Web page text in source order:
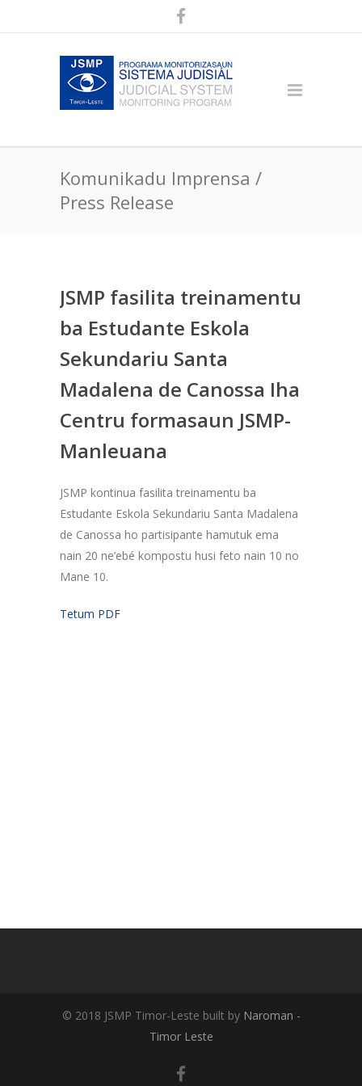
Komunikadu Imprensa /
Press Release
JSMP fasilita treinamentu
ba Estudante Eskola
Sekundariu Santa
Madalena de Canossa Iha
Centru formasaun JSMP-
Manleuana
JSMP kontinua fasilita treinamentu ba
Estudante Eskola Sekundariu Santa Madalena
de Canossa ho partisipante hamutuk ema
nain 20 ne’ebé kompostu husi feto nain 10 no
Mane 10.
Tetum PDF
© 2018 JSMP Timor-Leste built by Naroman -
Timor Leste